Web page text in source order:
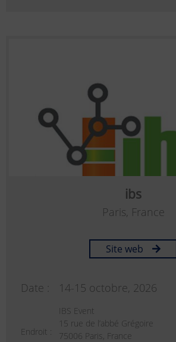
ibs
Paris, France
Site web
Date : 14-15 octobre, 2026
Endroit :
IBS Event
15 rue de l’abbé Grégoire
75006 Paris, France